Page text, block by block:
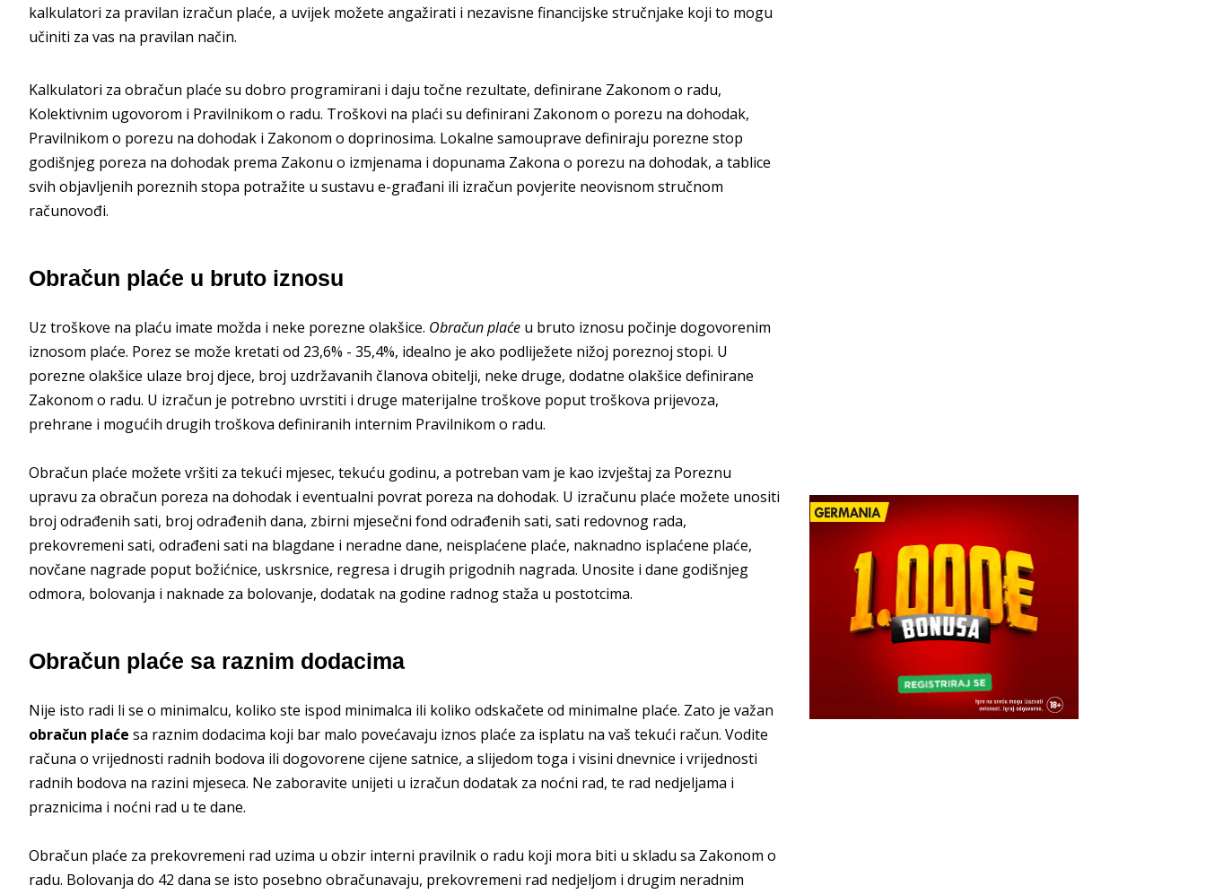
kalkulatori za pravilan izračun plaće, a uvijek možete angažirati i nezavisne financijske stručnjake koji to mogu
učiniti za vas na pravilan način.
Kalkulatori za obračun plaće su dobro programirani i daju točne rezultate, definirane Zakonom o radu,
Kolektivnim ugovorom i Pravilnikom o radu. Troškovi na plaći su definirani Zakonom o porezu na dohodak,
Pravilnikom o porezu na dohodak i Zakonom o doprinosima. Lokalne samouprave definiraju porezne stop
godišnjeg poreza na dohodak prema Zakonu o izmjenama i dopunama Zakona o porezu na dohodak, a tablice
svih objavljenih poreznih stopa potražite u sustavu e-građani ili izračun povjerite neovisnom stručnom
računovođi.
Obračun plaće u bruto iznosu
Uz troškove na plaću imate možda i neke porezne olakšice. Obračun plaće u bruto iznosu počinje dogovorenim
iznosom plaće. Porez se može kretati od 23,6% - 35,4%, idealno je ako podliježete nižoj poreznoj stopi. U
porezne olakšice ulaze broj djece, broj uzdržavanih članova obitelji, neke druge, dodatne olakšice definirane
Zakonom o radu. U izračun je potrebno uvrstiti i druge materijalne troškove poput troškova prijevoza,
prehrane i mogućih drugih troškova definiranih internim Pravilnikom o radu.
Obračun plaće možete vršiti za tekući mjesec, tekuću godinu, a potreban vam je kao izvještaj za Poreznu
upravu za obračun poreza na dohodak i eventualni povrat poreza na dohodak. U izračunu plaće možete unositi
broj odrađenih sati, broj odrađenih dana, zbirni mjesečni fond odrađenih sati, sati redovnog rada,
prekovremeni sati, odrađeni sati na blagdane i neradne dane, neisplaćene plaće, naknadno isplaćene plaće,
novčane nagrade poput božićnice, uskrsnice, regresa i drugih prigodnih nagrada. Unosite i dane godišnjeg
odmora, bolovanja i naknade za bolovanje, dodatak na godine radnog staža u postotcima.
Obračun plaće sa raznim dodacima
Nije isto radi li se o minimalcu, koliko ste ispod minimalca ili koliko odskačete od minimalne plaće. Zato je važan
obračun plaće sa raznim dodacima koji bar malo povećavaju iznos plaće za isplatu na vaš tekući račun. Vodite
računa o vrijednosti radnih bodova ili dogovorene cijene satnice, a slijedom toga i visini dnevnice i vrijednosti
radnih bodova na razini mjeseca. Ne zaboravite unijeti u izračun dodatak za noćni rad, te rad nedjeljama i
praznicima i noćni rad u te dane.
Obračun plaće za prekovremeni rad uzima u obzir interni pravilnik o radu koji mora biti u skladu sa Zakonom o
radu. Bolovanja do 42 dana se isto posebno obračunavaju, prekovremeni rad nedjeljom i drugim neradnim